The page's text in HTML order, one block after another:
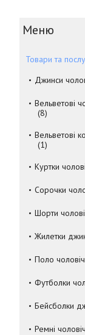
Товари та
Джинси
Вельветові
8
Вельветові
1
Куртки
Сорочки
Шорти
Жилетки
Поло
Футболки
Бейсболки
Ремні